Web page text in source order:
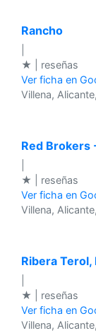
Rancho
★ | reseñas
Ver ficha en
Villena,
Red Brokers
★ | reseñas
Ver ficha en
Villena,
Ribera Terol,
★ | reseñas
Ver ficha en
Villena,